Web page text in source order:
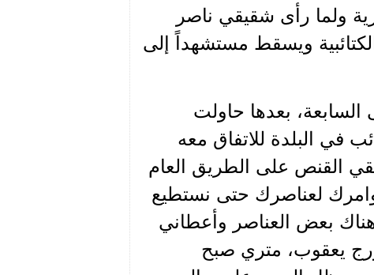
ولما رأى شقيقي ناصر
ويسقط مستشهداً إلى
بعدها حاولت
في البلدة للاتفاق معه
القنص على الطريق العام
لعناصرك حتى نستطيع
بعض العناصر وأعطاني
يعقوب، متري صبح